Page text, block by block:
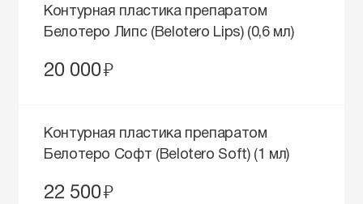
Контурная пластика препаратом
Белотеро Липс (Belotero Lips) (0,6 мл)
20 000руб.
Контурная пластика препаратом
Белотеро Софт (Belotero Soft) (1 мл)
22 500руб.